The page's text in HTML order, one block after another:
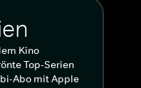
Kino
Top-Serien
Abo mit Apple